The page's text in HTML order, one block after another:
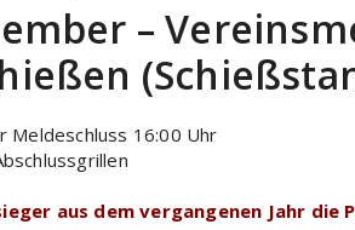
–
Meldeschluss 16:00 Uhr
aus dem vergangenen Jahr